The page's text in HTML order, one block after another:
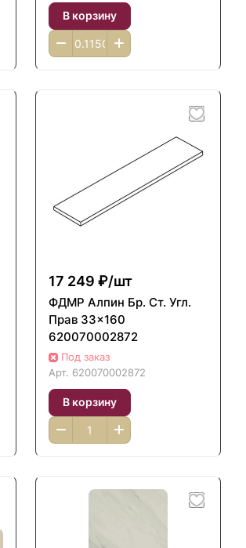
В корзину
17 249 ₽/шт
ФДМP Алпин Бр. Ст. Угл.
Прав 33x160
620070002872
Под заказ
Арт. 620070002872
В корзину